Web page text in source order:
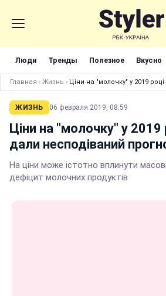
Люди Тренды Полезное Вкусно
Главная › Жизнь › Ціни на "молочку" у 2019
ЖИЗНЬ 06 февраля 2019, 08:59
Ціни на "молочку" у 2019
дали несподіваний
На ціни може істотно вплинути
дефіцит молочних продуктів